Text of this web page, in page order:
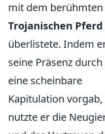
mit dem berühmten
Trojanischen Pferd
überlistete. Indem
seine Präsenz durch
eine scheinbare
Kapitulation vorgab,
nutzte er die